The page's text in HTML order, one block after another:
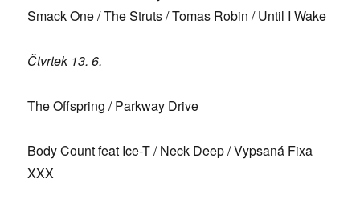
Smack One / The Struts / Tomas Robin / Until I Wake
Čtvrtek 13. 6.
The Offspring / Parkway Drive
Body Count feat Ice-T / Neck Deep / Vypsaná Fixa
XXX